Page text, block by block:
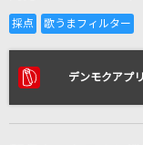
リアル
デンモクアプ